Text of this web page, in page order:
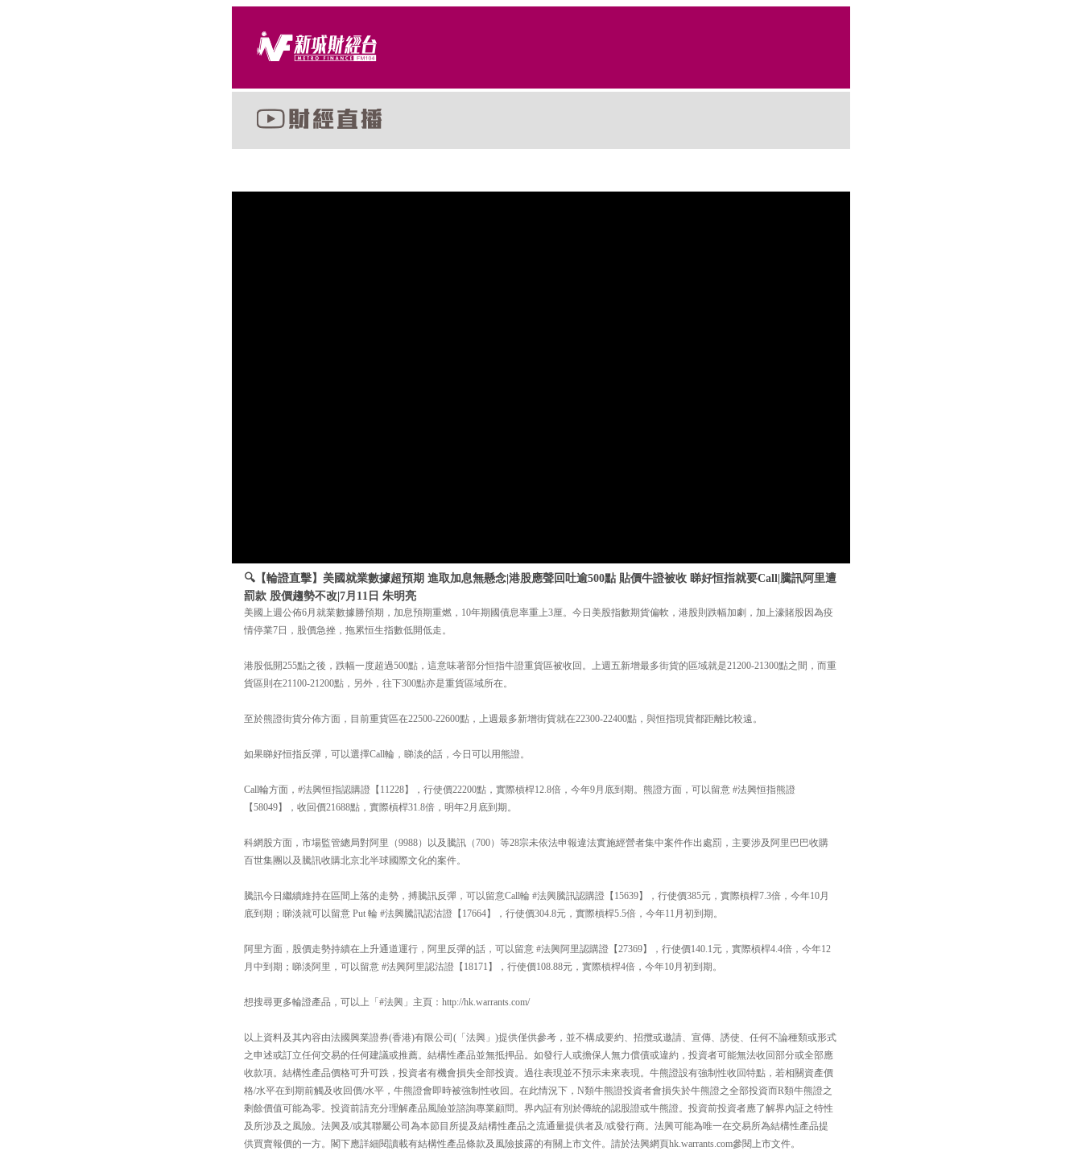
🔍【輪證直擊】美國就業數據超預期 進取加息無懸念|港股應聲回吐逾500點 貼價牛證被收 睇好恒指就要Call|騰訊阿里遭
罰款 股價趨勢不改|7月11日 朱明亮
美國上週公佈6月就業數據勝預期，加息預期重燃，10年期國債息率重上3厘。今日美股指數期貨偏軟，港股則跌幅加劇，加上濠賭股因為疫
情停業7日，股價急挫，拖累恒生指數低開低走。
港股低開255點之後，跌幅一度超過500點，這意味著部分恒指牛證重貨區被收回。上週五新增最多街貨的區域就是21200-21300點之間，而重
貨區則在21100-21200點，另外，往下300點亦是重貨區域所在。
至於熊證街貨分佈方面，目前重貨區在22500-22600點，上週最多新增街貨就在22300-22400點，與恒指現貨都距離比較遠。
如果睇好恒指反彈，可以選擇Call輪，睇淡的話，今日可以用熊證。
Call輪方面，#法興恒指認購證【11228】，行使價22200點，實際槓桿12.8倍，今年9月底到期。熊證方面，可以留意 #法興恒指熊證
【58049】，收回價21688點，實際槓桿31.8倍，明年2月底到期。
科網股方面，市場監管總局對阿里（9988）以及騰訊（700）等28宗未依法申報違法實施經營者集中案件作出處罰，主要涉及阿里巴巴收購
百世集團以及騰訊收購北京北半球國際文化的案件。
騰訊今日繼續維持在區間上落的走勢，搏騰訊反彈，可以留意Call輪 #法興騰訊認購證【15639】，行使價385元，實際槓桿7.3倍，今年10月
底到期；睇淡就可以留意 Put 輪 #法興騰訊認沽證【17664】，行使價304.8元，實際槓桿5.5倍，今年11月初到期。
阿里方面，股價走勢持續在上升通道運行，阿里反彈的話，可以留意 #法興阿里認購證【27369】，行使價140.1元，實際槓桿4.4倍，今年12
月中到期；睇淡阿里，可以留意 #法興阿里認沽證【18171】，行使價108.88元，實際槓桿4倍，今年10月初到期。
想搜尋更多輪證產品，可以上「#法興」主頁：http://hk.warrants.com/
以上資料及其內容由法國興業證券(香港)有限公司(「法興」)提供僅供參考，並不構成要約、招攬或邀請、宣傳、誘使、任何不論種類或形式
之申述或訂立任何交易的任何建議或推薦。結構性產品並無抵押品。如發行人或擔保人無力償債或違約，投資者可能無法收回部分或全部應
收款項。結構性產品價格可升可跌，投資者有機會損失全部投資。過往表現並不預示未來表現。牛熊證設有強制性收回特點，若相關資產價
格/水平在到期前觸及收回價/水平，牛熊證會即時被強制性收回。在此情況下，N類牛熊證投資者會損失於牛熊證之全部投資而R類牛熊證之
剩餘價值可能為零。投資前請充分理解產品風險並諮詢專業顧問。界內証有別於傳統的認股證或牛熊證。投資前投資者應了解界內証之特性
及所涉及之風險。法興及/或其聯屬公司為本節目所提及結構性產品之流通量提供者及/或發行商。法興可能為唯一在交易所為結構性產品提
供買賣報價的一方。閣下應詳細閱讀載有結構性產品條款及風險披露的有關上市文件。請於法興網頁hk.warrants.com參閱上市文件。